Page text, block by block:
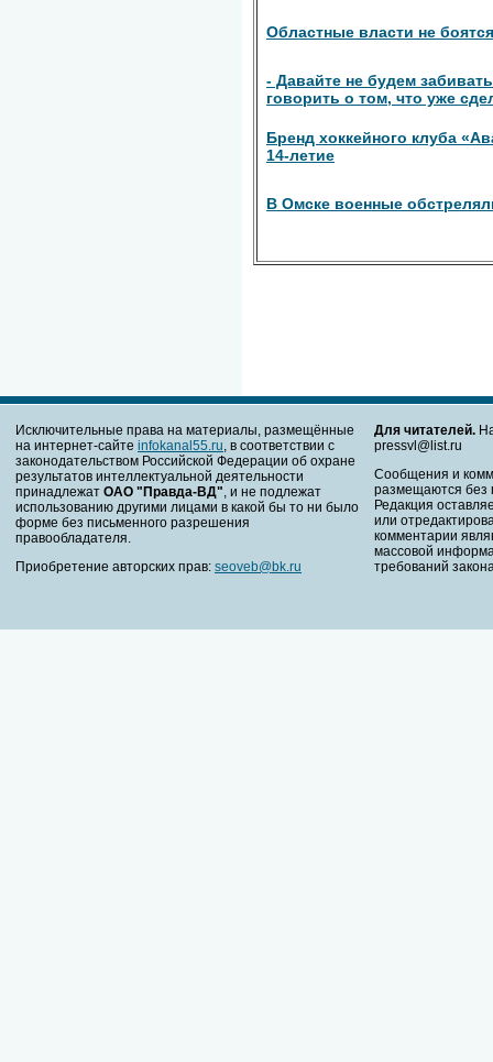
Областные власти не
- Давайте не будем
говорить о том, что уже
Бренд хоккейного клуба
14-летие
В Омске военные
Исключительные права на материалы, размещённые
на интернет-сайте infokanal55.ru , в соответствии с
законодательством Российской Федерации об охране
результатов интеллектуальной деятельности
принадлежат ОАО "Правда-ВД" , и не подлежат
использованию другими лицами в какой бы то ни было
форме без письменного разрешения
правообладателя.
Приобретение авторских прав: seoveb@bk.ru
Для читателей.
pressvl@list.ru
Сообщения и
размещаются без
Редакция
или
комментарии
массовой
требований